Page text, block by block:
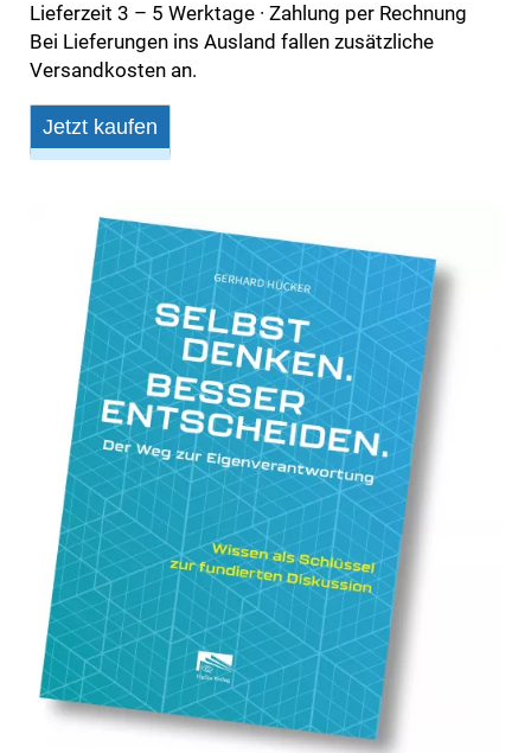
Lieferzeit 3 – 5 Werktage · Zahlung per Rechnung
Bei Lieferungen ins Ausland fallen zusätzliche
Versandkosten an.
Jetzt kaufen